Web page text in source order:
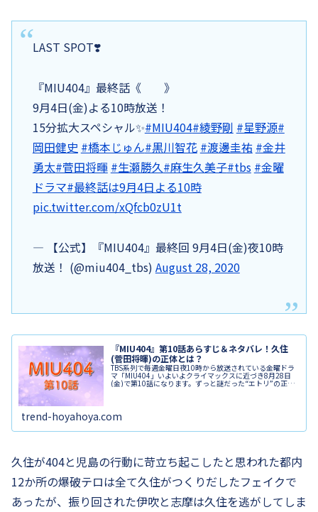
LAST SPOT❣️
『MIU404』最終話《 》
9月4日(金)よる10時放送！
15分拡大スペシャル✨#MIU404#綾野剛 #星野源#
岡田健史 #橋本じゅん#黒川智花 #渡邊圭祐 #金井
勇太#菅田将暉 #生瀬勝久#麻生久美子#tbs #金曜
ドラマ#最終話は9月4日よる10時
pic.twitter.com/xQfcb0zU1t
— 【公式】『MIU404』最終回 9月4日(金)夜10時
放送！ (@miu404_tbs) August 28, 2020
『MIU404』第10話あらすじ＆ネタバレ！久住
(菅田将暉)の正体とは？
TBS系列で毎週金曜日夜10時から放送されている金曜ドラ
マ「MIU404」いよいよクライマックスに近づき8月28日
(金)で第10話になります。ずっと謎だった“エトリ”の正体
trend-hoyahoya.com
久住が404と児島の行動に苛立ち起こしたと思われた都内
12か所の爆破テロは全て久住がつくりだしたフェイクで
あったが、振り回された伊吹と志摩は久住を逃がしてしま